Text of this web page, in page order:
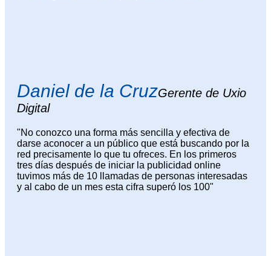
Daniel de la CruzGerente de Uxio
Digital
"No conozco una forma más sencilla y efectiva de
darse aconocer a un público que está buscando por la
red precisamente lo que tu ofreces. En los primeros
tres días después de iniciar la publicidad online
tuvimos más de 10 llamadas de personas interesadas
y al cabo de un mes esta cifra superó los 100"